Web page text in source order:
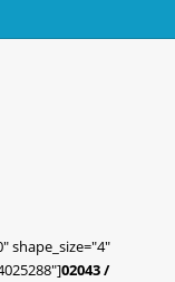
shape_size="4"
02043 /